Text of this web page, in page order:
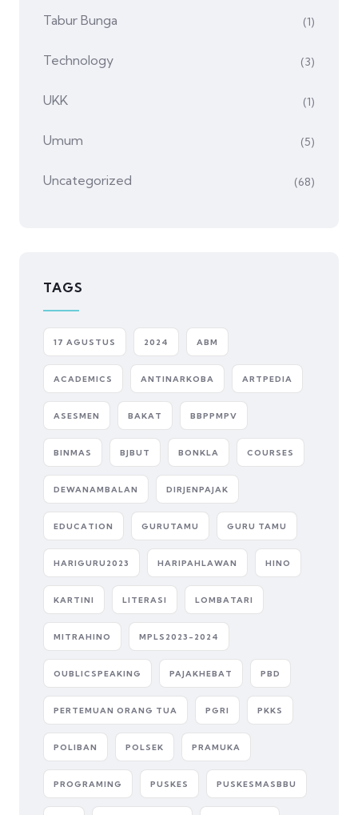
Tabur Bunga (1)
Technology (3)
UKK (1)
Umum (5)
Uncategorized (68)
TAGS
17 AGUSTUS 2024 ABM
ACADEMICS ANTINARKOBA ARTPEDIA
ASESMEN BAKAT BBPPMPV
BINMAS BJBUT BONKLA COURSES
DEWANAMBALAN DIRJENPAJAK
EDUCATION GURUTAMU GURU TAMU
HARIGURU2023 HARIPAHLAWAN HINO
KARTINI LITERASI LOMBATARI
MITRAHINO MPLS2023-2024
OUBLICSPEAKING PAJAKHEBAT PBD
PERTEMUAN ORANG TUA PGRI PKKS
POLIBAN POLSEK PRAMUKA
PROGRAMING PUSKES PUSKESMASBBU